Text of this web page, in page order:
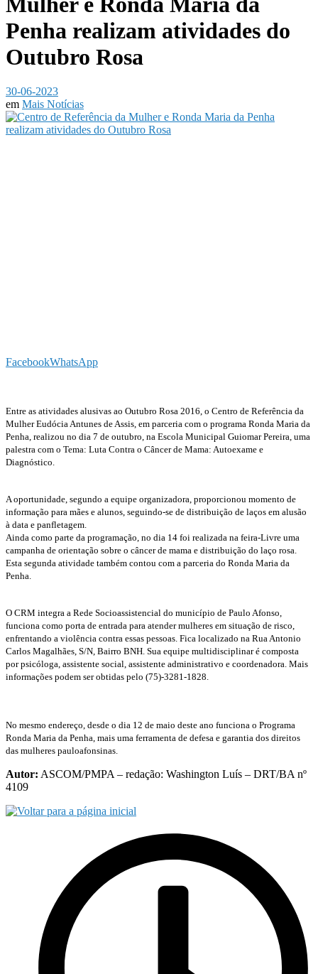
Penha realizam atividades do
Outubro Rosa
30-06-2023
em Mais Notícias
FacebookWhatsApp
Entre as atividades alusivas ao Outubro Rosa 2016, o Centro de Referência da
Mulher Eudócia Antunes de Assis, em parceria com o programa Ronda Maria da
Penha, realizou no dia 7 de outubro, na Escola Municipal Guiomar Pereira, uma
palestra com o Tema: Luta Contra o Câncer de Mama: Autoexame e
Diagnóstico.
A oportunidade, segundo a equipe organizadora, proporcionou momento de
informação para mães e alunos, seguindo-se de distribuição de laços em alusão
à data e panfletagem.
Ainda como parte da programação, no dia 14 foi realizada na feira-Livre uma
campanha de orientação sobre o câncer de mama e distribuição do laço rosa.
Esta segunda atividade também contou com a parceria do Ronda Maria da
Penha.
O CRM integra a Rede Socioassistencial do município de Paulo Afonso,
funciona como porta de entrada para atender mulheres em situação de risco,
enfrentando a violência contra essas pessoas. Fica localizado na Rua Antonio
Carlos Magalhães, S/N, Bairro BNH. Sua equipe multidisciplinar é composta
por psicóloga, assistente social, assistente administrativo e coordenadora. Mais
informações podem ser obtidas pelo (75)-3281-1828.
No mesmo endereço, desde o dia 12 de maio deste ano funciona o Programa
Ronda Maria da Penha, mais uma ferramenta de defesa e garantia dos direitos
das mulheres pauloafonsinas.
Autor: ASCOM/PMPA – redação: Washington Luís – DRT/BA nº
4109